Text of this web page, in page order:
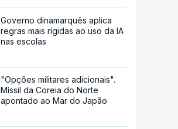
Governo dinamarquês aplica
regras mais rígidas ao uso da IA
nas escolas
"Opções militares adicionais".
Míssil da Coreia do Norte
apontado ao Mar do Japão